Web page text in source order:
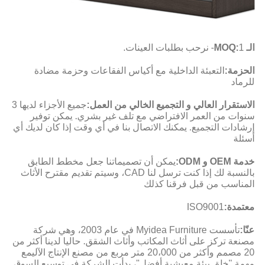
الـ MOQ:1- نرحب بطلبات العينات.
الحزمة:التعبئة الداخلية مع أكياس الفقاعات وحزمة مضادة
للرماد
الاستقرار العالي و التجميع الخالي من العمل:
جميع الأجزاء لديها 3
سنوات من العمر الافتراضي مع تلف غير بشري. يمكن توفير
إرشادات التجميع. يمكنك الاتصال بنا في أي وقت إذا كان لديك أي
أسئلة
خدمة OEM و ODM:
يمكن أن تصميماتنا جعل مخطط الطابق
بالنسبة لك إذا كنت ترسل لنا CAD، وسيتم تقديم مقترح الأثاث
المناسب من قبل فرقنا كذلك
معتمدة:ISO9001
عنّا:
تأسست Myidea Furniture في عام 2003، وهي شركة
مصنعة تركز على أثاث المكاتب وأثاث الشقق. حاليا لدينا أكثر من
20 مصمم وأكثر من 20،000 متر مربع من مصنع الإنتاج الآليمع